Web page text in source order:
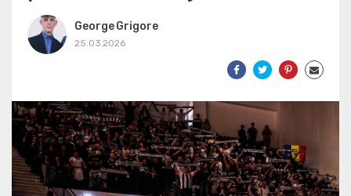
George Grigore
25.03.2026